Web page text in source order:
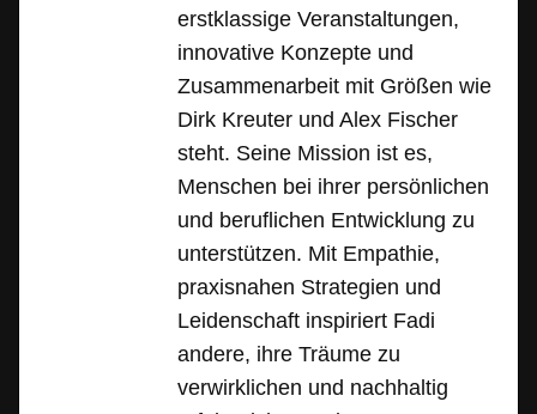
erstklassige Veranstaltungen,
innovative Konzepte und
Zusammenarbeit mit Größen wie
Dirk Kreuter und Alex Fischer
steht. Seine Mission ist es,
Menschen bei ihrer persönlichen
und beruflichen Entwicklung zu
unterstützen. Mit Empathie,
praxisnahen Strategien und
Leidenschaft inspiriert Fadi
andere, ihre Träume zu
verwirklichen und nachhaltig